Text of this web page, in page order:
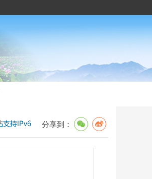
分享到：